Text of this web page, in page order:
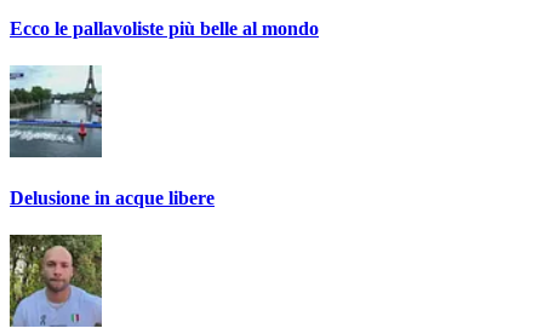
Ecco le pallavoliste più belle al mondo
Delusione in acque libere